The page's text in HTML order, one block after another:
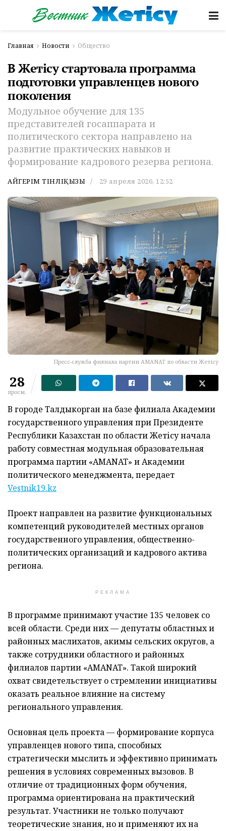
Главная Новости Общество
В Жетісу стартовала программа
подготовки управленцев нового
поколения
Модульное обучение для 135
представителей госаппарата и
политического сектора направлено на
развитие практических навыков и
формирование кадрового резерва региона.
АЙГЕРІМ ТІНӘЛІҚЫЗЫ 29 апреля 2026, 12:52
Пресс-служба филиала партии AMANAT по области Жетісу
28
просм.
В городе Талдыкорган на базе филиала Академии
государственного управления при Президенте
Республики Казахстан по области Жетісу начала
работу совместная модульная образовательная
программа партии «AMANAT» и Академии
политического менеджмента, передает
Vestnik19.kz
Проект направлен на развитие функциональных
компетенций руководителей местных органов
государственного управления, общественно-
политических организаций и кадрового актива
региона.
РЕКЛАМА
В программе принимают участие 135 человек со
всей области. Среди них — депутаты областных и
районных маслихатов, акимы сельских округов, а
также сотрудники областного и районных
филиалов партии «AMANAT». Такой широкий
охват свидетельствует о стремлении инициативы
оказать реальное влияние на систему
регионального управления.
Основная цель проекта — формирование корпуса
управленцев нового типа, способных
стратегически мыслить и эффективно принимать
решения в условиях современных вызовов. В
отличие от традиционных форм обучения,
программа ориентирована на практический
результат. Участники не только получают
теоретические знания, но и применяют их на